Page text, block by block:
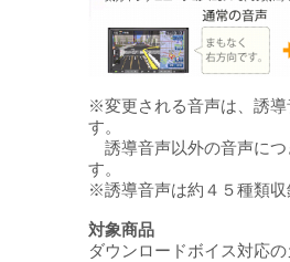
※変更される音声は、誘
す。
誘導音声以外の音声につ
す。
※誘導音声は約４５種類
対象商品
ダウンロードボイス対応